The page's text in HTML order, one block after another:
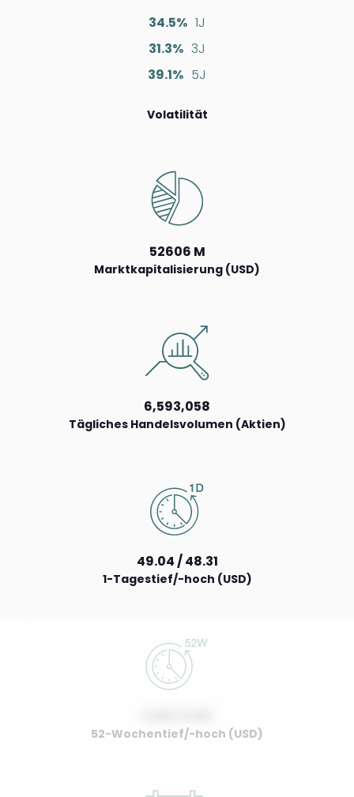
34.5% 1J
31.3% 3J
39.1% 5J
Volatilität
52606 M
Marktkapitalisierung (USD)
6,593,058
Tägliches Handelsvolumen (Aktien)
49.04 / 48.31
1-Tagestief/-hoch (USD)
52-Wochentief/-hoch (USD)